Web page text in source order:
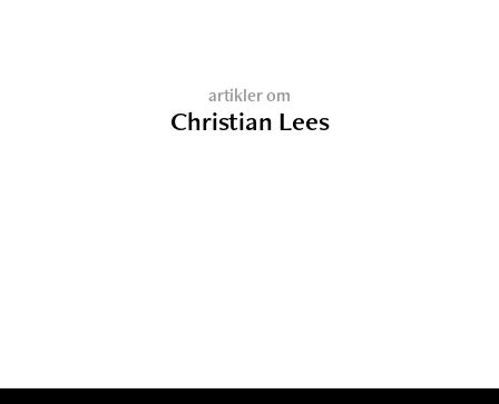
artikler om
Christian Lees